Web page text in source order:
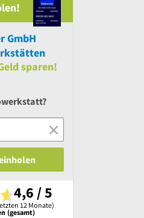
GmbH
sparen!
4,6 / 5
12 Monate)
(gesamt)